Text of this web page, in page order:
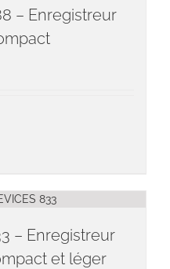
– Enregistreur
– Enregistreur
et léger